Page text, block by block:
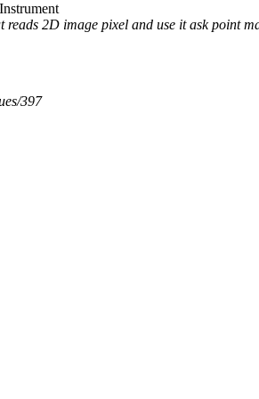
reads 2D image pixel and use it ask point
397